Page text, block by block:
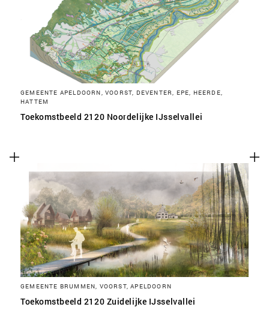
GEMEENTE APELDOORN, VOORST, DEVENTER, EPE, HEERDE,
HATTEM
Toekomstbeeld 2120 Noordelijke IJsselvallei
GEMEENTE BRUMMEN, VOORST, APELDOORN
Toekomstbeeld 2120 Zuidelijke IJsselvallei